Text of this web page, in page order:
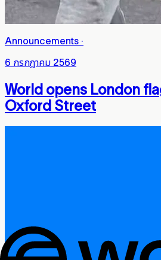
Announcements ·
6 กรกฎาคม 2569
World opens London
Oxford Street